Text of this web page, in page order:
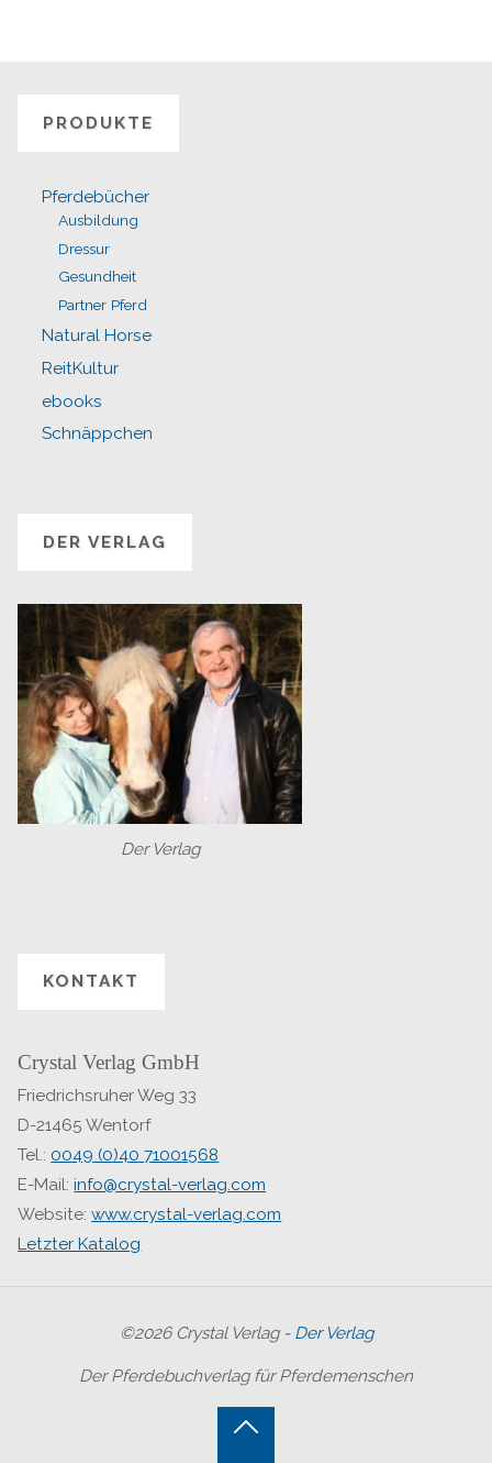
PRODUKTE
Pferdebücher
Ausbildung
Dressur
Gesundheit
Partner Pferd
Natural Horse
ReitKultur
ebooks
Schnäppchen
DER VERLAG
Der Verlag
KONTAKT
Crystal Verlag GmbH
Friedrichsruher Weg 33
D-21465 Wentorf
Tel.: 0049 (0)40 71001568
E-Mail:info@crystal-verlag.com
Website:www.crystal-verlag.com
Letzter Katalog
©2026 Crystal Verlag - Der Verlag
Der Pferdebuchverlag für Pferdemenschen